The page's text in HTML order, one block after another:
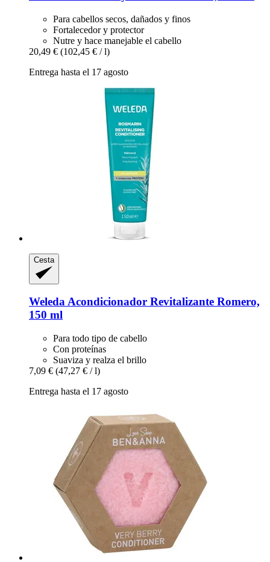
Para cabellos secos, dañados y finos
Fortalecedor y protector
Nutre y hace manejable el cabello
20,49 € (102,45 € / l)
Entrega hasta el 17 agosto
Cesta
WeledaAcondicionador Revitalizante Romero,
150 ml
Para todo tipo de cabello
Con proteínas
Suaviza y realza el brillo
7,09 € (47,27 € / l)
Entrega hasta el 17 agosto